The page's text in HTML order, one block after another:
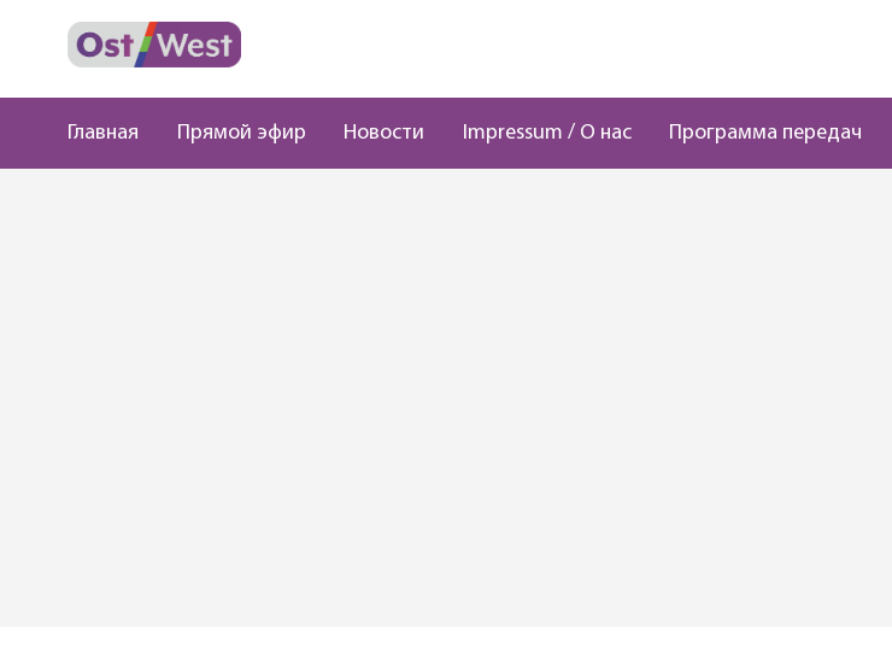
Главная Прямой эфир Новости Impressum / О нас Программа передач